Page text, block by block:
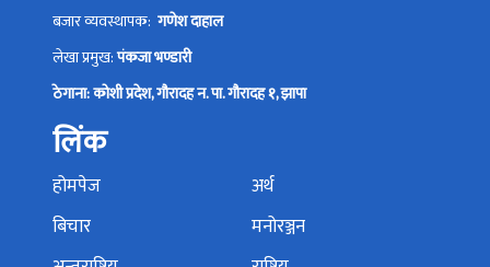
बजार व्यवस्थापक: गणेश दाहाल
लेखा प्रमुख:पंकजा भण्डारी
ठेगाना: कोशी प्रदेश, गौरादह न. पा. गौरादह १, झापा
लिंक
होमपेज
अर्थ
बिचार
मनोरञ्जन